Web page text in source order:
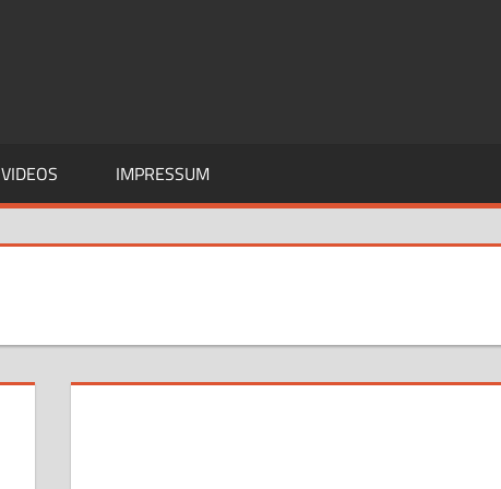
VIDEOS IMPRESSUM